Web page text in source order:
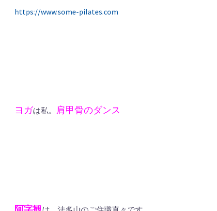
https://www.some-pilates.com
ヨガは私。 肩甲骨のダンス